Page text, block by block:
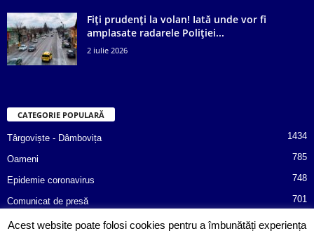
Fiți prudenți la volan! Iată unde vor fi
amplasate radarele Poliției...
2 iulie 2026
CATEGORIE POPULARĂ
Târgoviște - Dâmbovița 1434
Oameni 785
Epidemie coronavirus 748
Comunicat de presă 701
Afaceri 487
Acest website poate folosi cookies pentru a îmbunătăți experiența